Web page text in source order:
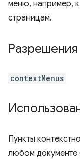
меню, например,
страницам.
Разрешения
contextMenus
Пункты
любом документе